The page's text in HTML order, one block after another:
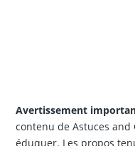
Avertissement
contenu de Astuces
éduquer. Les propos